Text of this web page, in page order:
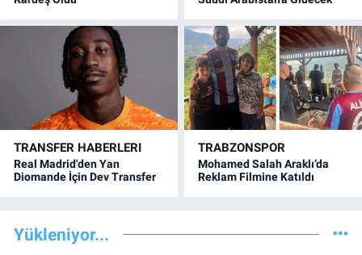
TRANSFER HABERLERI
Real Madrid'den Yan
Diomande İçin Dev Transfer
TRABZONSPOR
Mohamed Salah Araklı’da
Reklam Filmine Katıldı
Yükleniyor...